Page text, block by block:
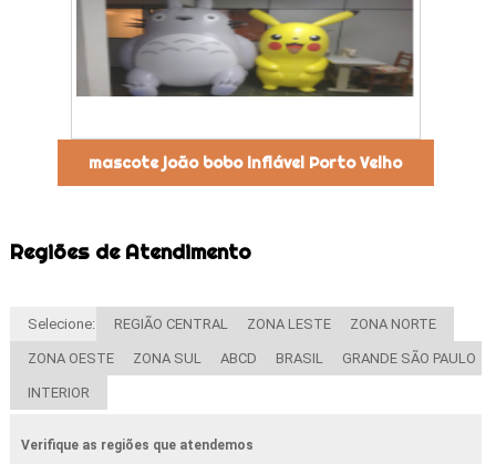
mascote joão bobo inflável Porto Velho
Regiões de Atendimento
Selecione: REGIÃO CENTRAL ZONA LESTE ZONA NORTE
ZONA OESTE ZONA SUL ABCD BRASIL GRANDE SÃO PAULO
INTERIOR
Verifique as regiões que atendemos